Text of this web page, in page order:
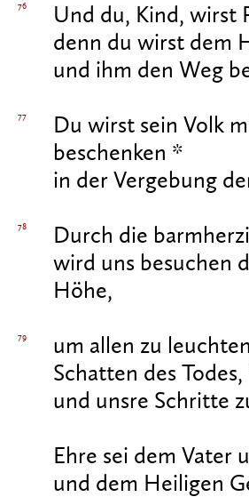
76
Und du, Kind, wirst
denn du wirst dem
und ihm den Weg
77
Du wirst sein Volk
beschenken *
in der Vergebung
78
Durch die
wird uns besuchen
Höhe,
79
um allen zu
Schatten des Todes,
und unsre Schritte
Ehre sei dem Vater
und dem Heiligen